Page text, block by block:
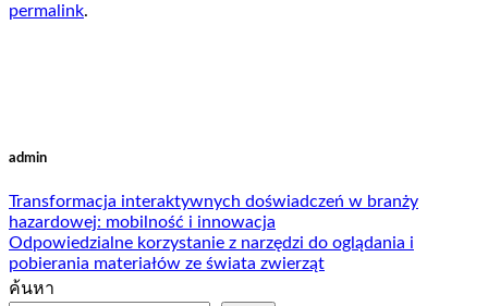
permalink.
admin
Transformacja interaktywnych doświadczeń w branży
hazardowej: mobilność i innowacja
Odpowiedzialne korzystanie z narzędzi do oglądania i
pobierania materiałów ze świata zwierząt
ค้นหา